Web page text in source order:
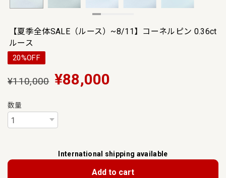
【夏季全体SALE（ルース）~8/11】コーネルピン 0.36ct
ルース
20%OFF
¥110,000 ¥88,000
数量
International shipping available
Add to cart